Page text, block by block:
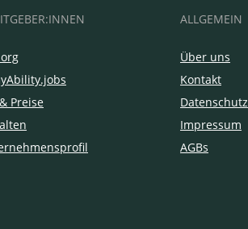
Preise
ALLGEMEIN
Über uns
Kontakt
Datenschutz
Impressum
AGBs